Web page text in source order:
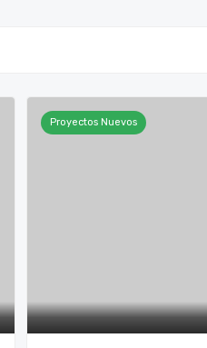
Proyectos Nuevos